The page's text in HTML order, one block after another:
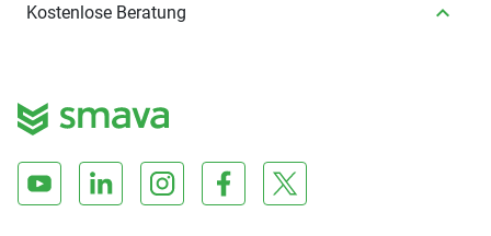
Kostenlose Beratung